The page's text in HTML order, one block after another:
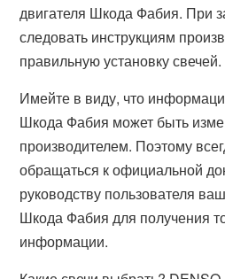
двигателя Шкода Фабия. При
следовать инструкциям
правильную установку свечей.
Имейте в виду, что
Шкода Фабия может быть
производителем. Поэтому
обращаться к официальной
руководству пользователя
Шкода Фабия для получения
информации.